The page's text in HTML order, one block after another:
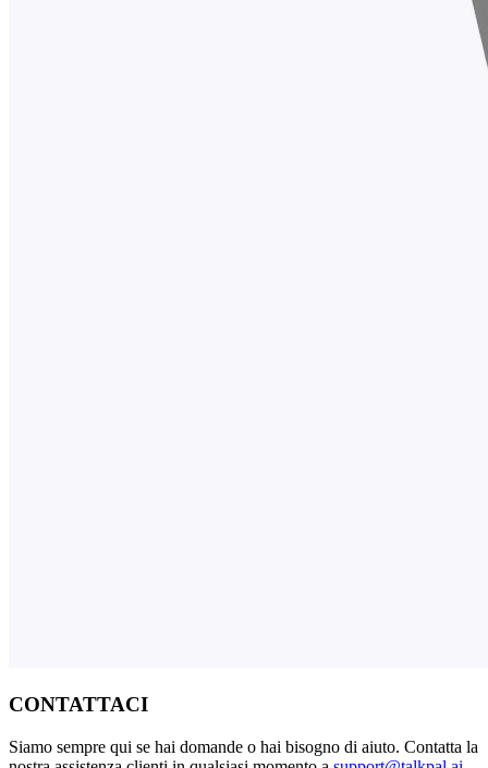
CONTATTACI
Siamo sempre qui se hai domande o hai bisogno di aiuto. Contatta la